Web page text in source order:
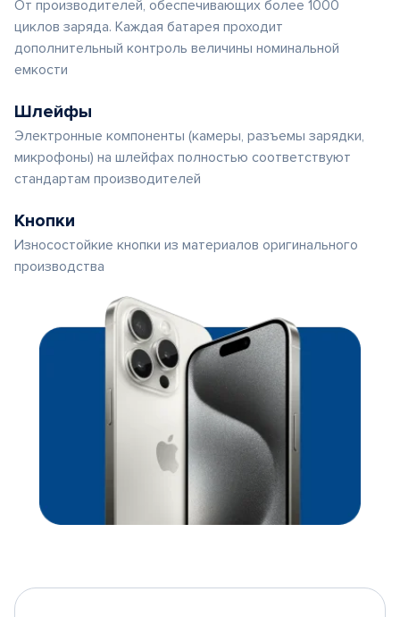
От производителей, обеспечивающих более 1000
циклов заряда. Каждая батарея проходит
дополнительный контроль величины номинальной
емкости
Шлейфы
Электронные компоненты (камеры, разъемы зарядки,
микрофоны) на шлейфах полностью соответствуют
стандартам производителей
Кнопки
Износостойкие кнопки из материалов оригинального
производства